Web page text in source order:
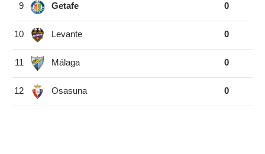
9 Getafe 0
10 Levante 0
11 Málaga 0
12 Osasuna 0